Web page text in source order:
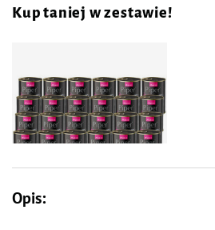
Kup taniej w zestawie!
Opis: